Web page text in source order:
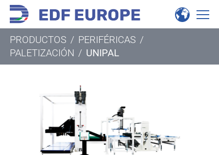
PRODUCTOS / PERIFÉRICAS /
PALETIZACIÓN / UNIPAL